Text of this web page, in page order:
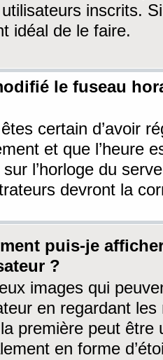
utilisateurs inscrits.
idéal de le faire.
le fuseau
certain d’avoir
et que l’heure
l’horloge du
devront la
puis-je
?
images qui
en regardant
première peut être
en forme